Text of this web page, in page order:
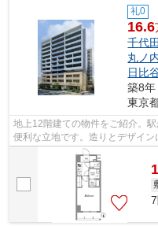
礼0
16.6
千代
丸ノ
日比
築8年
東京
地上12階建ての物件をご紹介。
便利な立地です。造りとデザイ
マンションです。こちらはエレベ